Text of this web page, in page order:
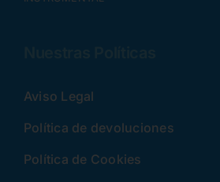
Aviso Legal
Política de devoluciones
Política de Cookies